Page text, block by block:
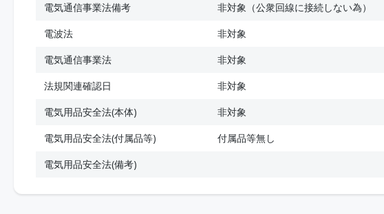
電気通信事業法備考
非対象（公衆回線に接続しない為）
電波法
非対象
電気通信事業法
非対象
法規関連確認日
非対象
電気用品安全法(本体)
非対象
電気用品安全法(付属品等)
付属品等無し
電気用品安全法(備考)